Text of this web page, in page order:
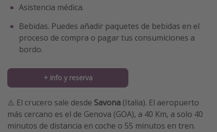
Asistencia médica.
Bebidas. Puedes añadir paquetes de bebidas en el
proceso de compra o pagar tus consumiciones a
bordo.
+ info y reserva
⚠️ El crucero sale desde Savona (Italia). El aeropuerto
más cercano es el de Genova (GOA), a 40 Km, a solo 40
minutos de distancia en coche o 55 minutos en tren.